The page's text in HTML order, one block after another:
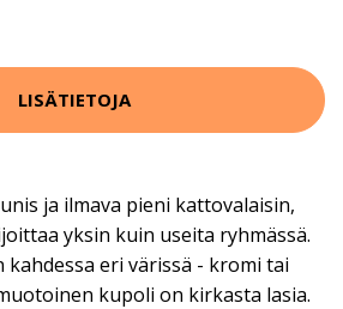
LISÄTIETOJA
ja ilmava pieni kattovalaisin,
yksin kuin useita ryhmässä.
eri värissä - kromi tai
kupoli on kirkasta lasia.